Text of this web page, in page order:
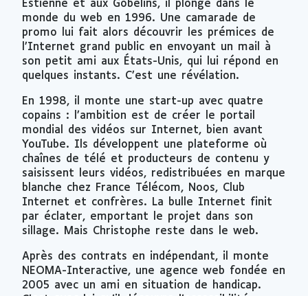
Estienne et aux Gobelins, il plonge dans le
monde du web en 1996. Une camarade de
promo lui fait alors découvrir les prémices de
l’Internet grand public en envoyant un mail à
son petit ami aux États-Unis, qui lui répond en
quelques instants. C’est une révélation.
En 1998, il monte une start-up avec quatre
copains : l’ambition est de créer le portail
mondial des vidéos sur Internet, bien avant
YouTube. Ils développent une plateforme où
chaînes de télé et producteurs de contenu y
saisissent leurs vidéos, redistribuées en marque
blanche chez France Télécom, Noos, Club
Internet et confrères. La bulle Internet finit
par éclater, emportant le projet dans son
sillage. Mais Christophe reste dans le web.
Après des contrats en indépendant, il monte
NEOMA-Interactive, une agence web fondée en
2005 avec un ami en situation de handicap.